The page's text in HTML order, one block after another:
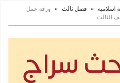
اسلامية » فصل ثالث »
ورقة عمل
الثالث